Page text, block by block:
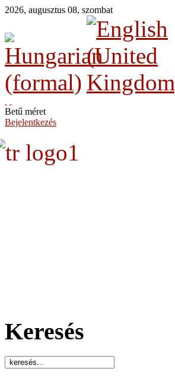
2026, augusztus 08, szombat
Betű méret
Bejelentkezés
Keresés